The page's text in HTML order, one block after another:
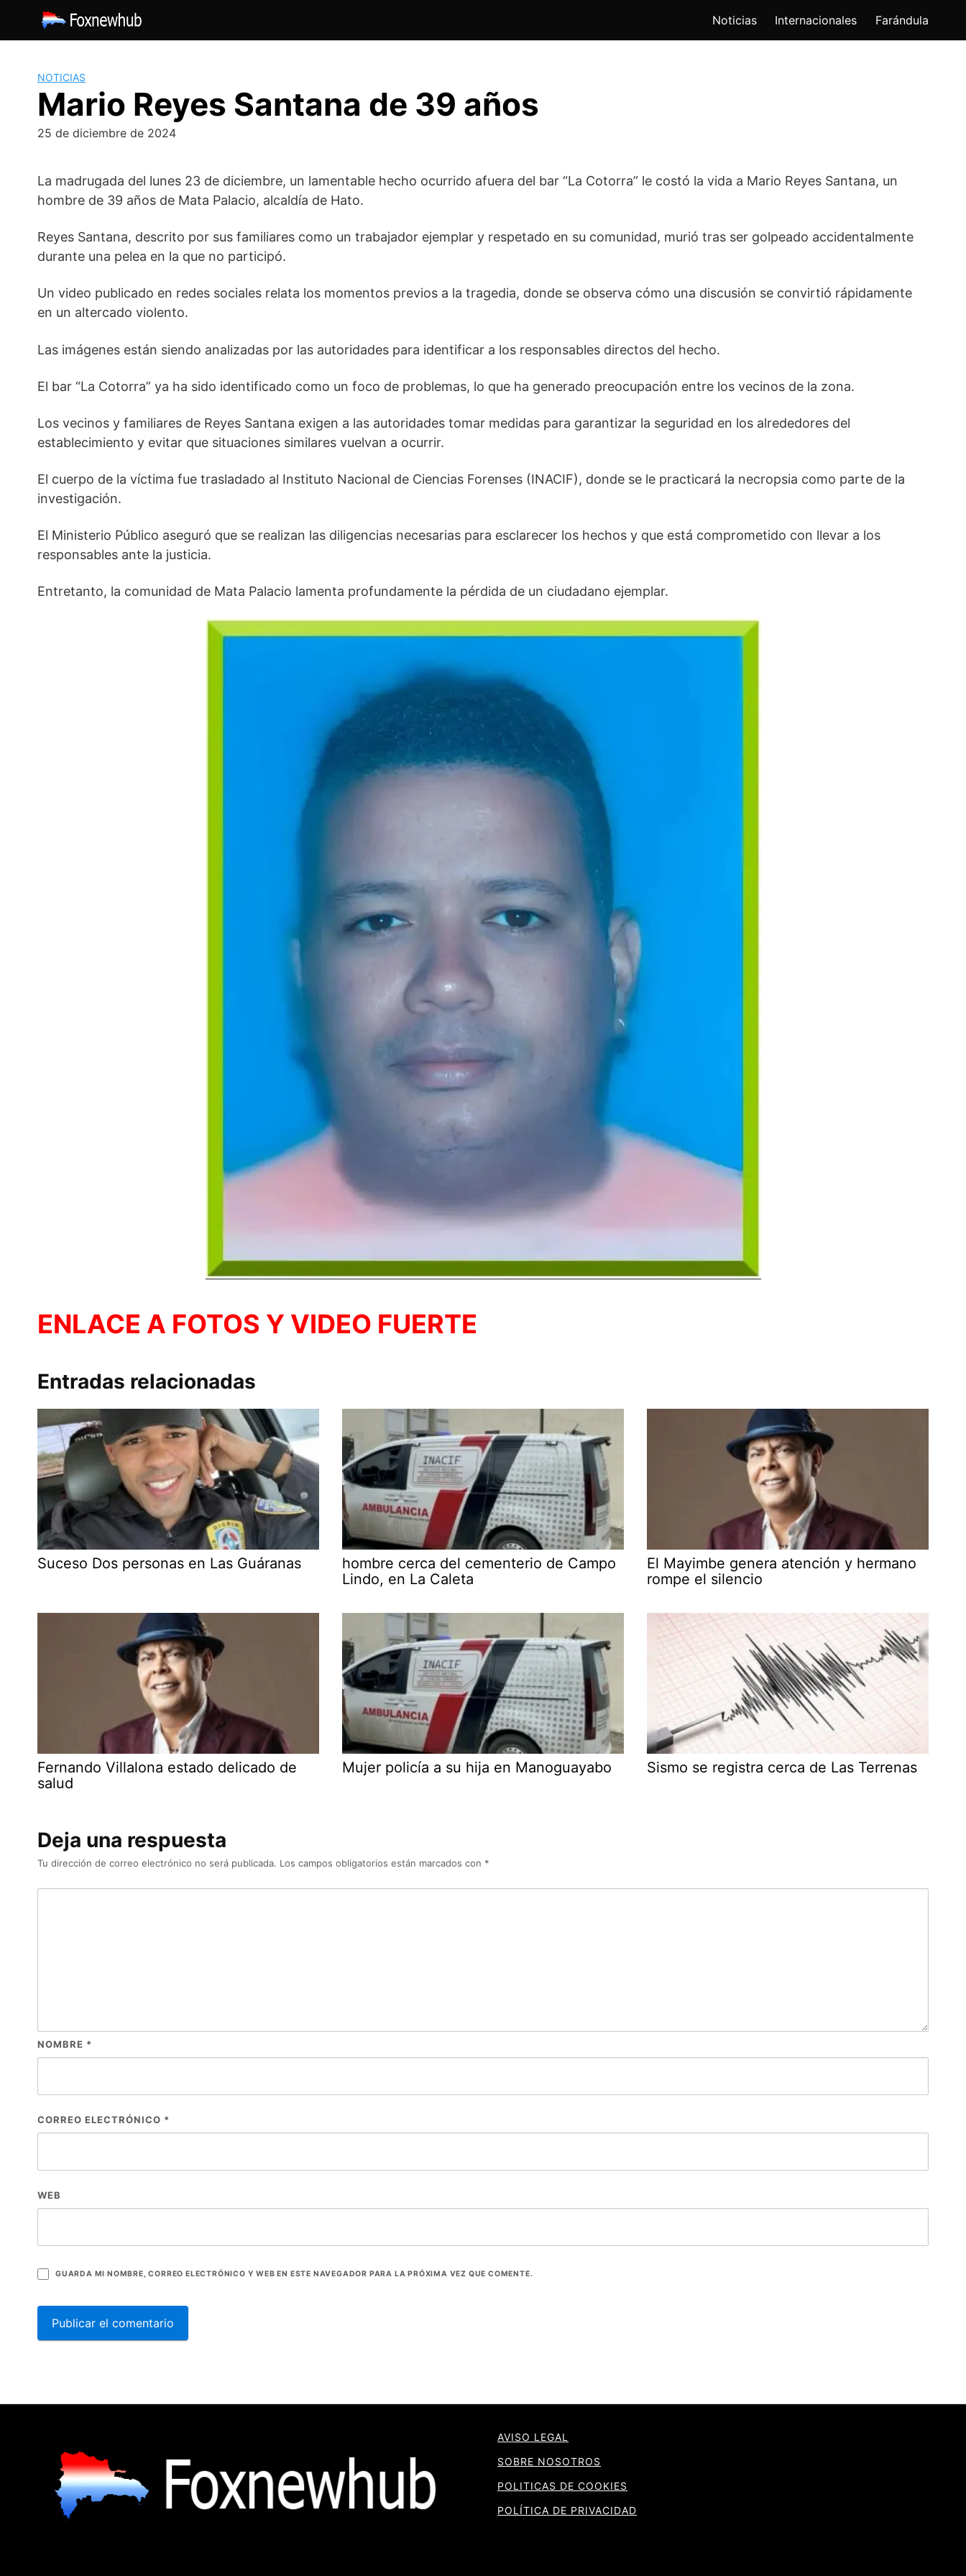
contenido
Noticias Internacionales Farándula
NOTICIAS
Mario Reyes Santana de 39 años
25 de diciembre de 2024
La madrugada del lunes 23 de diciembre, un lamentable hecho ocurrido afuera del bar “La Cotorra” le costó la vida a Mario Reyes Santana, un
hombre de 39 años de Mata Palacio, alcaldía de Hato.
Reyes Santana, descrito por sus familiares como un trabajador ejemplar y respetado en su comunidad, murió tras ser golpeado accidentalmente
durante una pelea en la que no participó.
Un video publicado en redes sociales relata los momentos previos a la tragedia, donde se observa cómo una discusión se convirtió rápidamente
en un altercado violento.
Las imágenes están siendo analizadas por las autoridades para identificar a los responsables directos del hecho.
El bar “La Cotorra” ya ha sido identificado como un foco de problemas, lo que ha generado preocupación entre los vecinos de la zona.
Los vecinos y familiares de Reyes Santana exigen a las autoridades tomar medidas para garantizar la seguridad en los alrededores del
establecimiento y evitar que situaciones similares vuelvan a ocurrir.
El cuerpo de la víctima fue trasladado al Instituto Nacional de Ciencias Forenses (INACIF), donde se le practicará la necropsia como parte de la
investigación.
El Ministerio Público aseguró que se realizan las diligencias necesarias para esclarecer los hechos y que está comprometido con llevar a los
responsables ante la justicia.
Entretanto, la comunidad de Mata Palacio lamenta profundamente la pérdida de un ciudadano ejemplar.
ENLACE A FOTOS Y VIDEO FUERTE
Entradas relacionadas
Suceso Dos personas en Las Guáranas
hombre cerca del cementerio de Campo
Lindo, en La Caleta
El Mayimbe genera atención y hermano
rompe el silencio
Fernando Villalona estado delicado de
salud
Mujer policía a su hija en Manoguayabo Sismo se registra cerca de Las Terrenas
Deja una respuesta
Tu dirección de correo electrónico no será publicada. Los campos obligatorios están marcados con *
NOMBRE *
CORREO ELECTRÓNICO *
WEB
GUARDA MI NOMBRE, CORREO ELECTRÓNICO Y WEB EN ESTE NAVEGADOR PARA LA PRÓXIMA VEZ QUE COMENTE.
AVISO LEGAL
SOBRE NOSOTROS
POLITICAS DE COOKIES
POLÍTICA DE PRIVACIDAD